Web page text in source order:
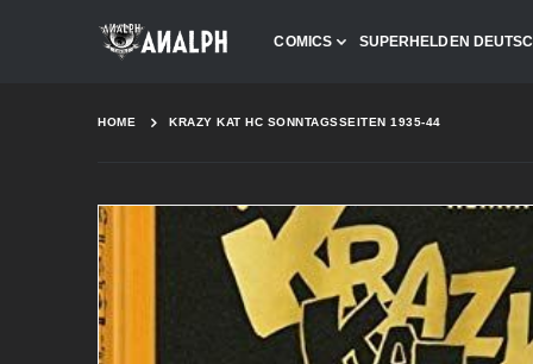
COMICS SUPERHELDEN
HOME KRAZY KAT HC SONNTAGSSEITEN 1935-44
Skip
to
the
end
of